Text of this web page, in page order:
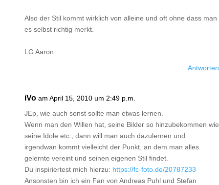
Also der Stil kommt wirklich von alleine und oft ohne dass man
es selbst richtig merkt.
LG Aaron
Antworten
iVo am April 15, 2010 um 2:49 p.m.
JEp, wie auch sonst sollte man etwas lernen.
Wenn man den Willen hat, seine Bilder so hinzubekommen wie
seine Idole etc., dann will man auch dazulernen und
irgendwan kommt vielleicht der Punkt, an dem man alles
gelernte vereint und seinen eigenen Stil findet.
Du inspiriertest mich hierzu: https://fc-foto.de/20787233
Ansonsten bin ich ein Fan von Andreas Puhl und Stefan